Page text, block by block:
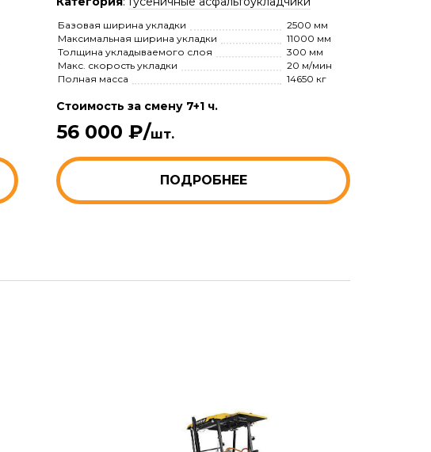
Базовая ширина укладки
2500 мм
Максимальная ширина укладки
11000 мм
Толщина укладываемого слоя
300 мм
Макс. скорость укладки
20 м/мин
Полная масса
14650 кг
Стоимость за смену 7+1 ч.
56 000 ₽/шт.
ПОДРОБНЕЕ